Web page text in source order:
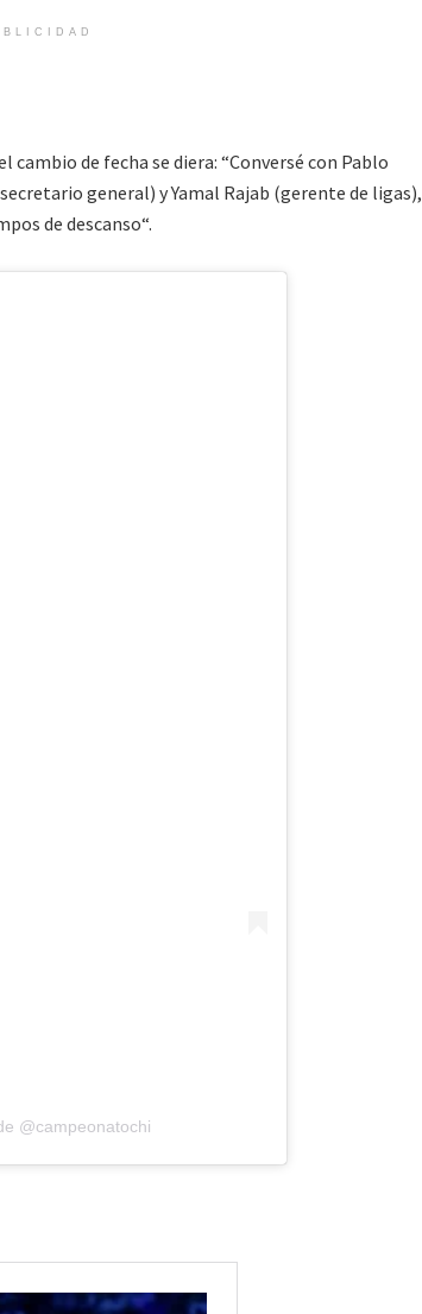
de fecha se diera: “Conversé con Pablo
general) y Yamal Rajab (gerente de ligas),
de descanso“.
@campeonatochi